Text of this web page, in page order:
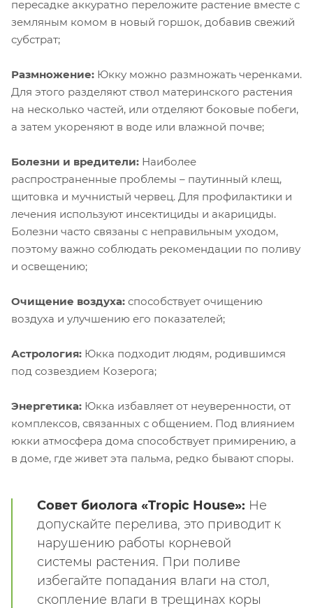
пересадке аккуратно переложите растение вместе с
земляным комом в новый горшок, добавив свежий
субстрат;
Размножение: Юкку можно размножать черенками.
Для этого разделяют ствол материнского растения
на несколько частей, или отделяют боковые побеги,
а затем укореняют в воде или влажной почве;
Болезни и вредители: Наиболее
распространенные проблемы – паутинный клещ,
щитовка и мучнистый червец. Для профилактики и
лечения используют инсектициды и акарициды.
Болезни часто связаны с неправильным уходом,
поэтому важно соблюдать рекомендации по поливу
и освещению;
Очищение воздуха: способствует очищению
воздуха и улучшению его показателей;
Астрология: Юкка подходит людям, родившимся
под созвездием Козерога;
Энергетика: Юкка избавляет от неуверенности, от
комплексов, связанных с общением. Под влиянием
юкки атмосфера дома способствует примирению, а
в доме, где живет эта пальма, редко бывают споры.
Совет биолога «Tropic House»: Не
допускайте перелива, это приводит к
нарушению работы корневой
системы растения. При поливе
избегайте попадания влаги на стол,
скопление влаги в трещинах коры